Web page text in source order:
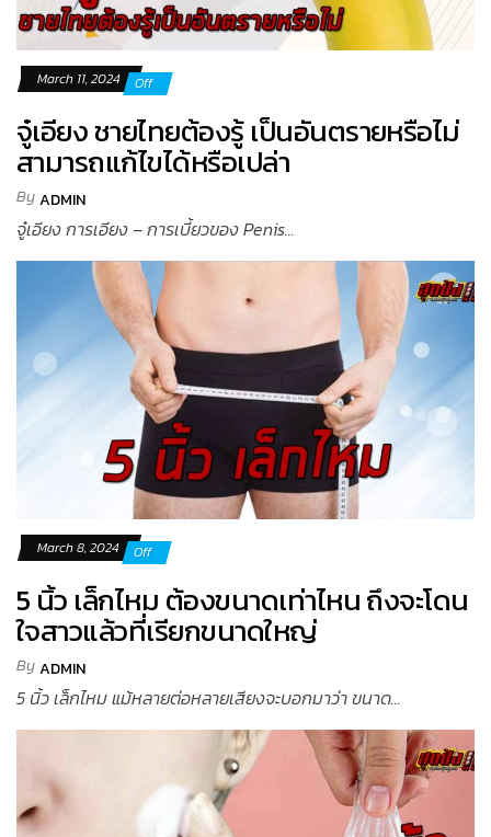
March 11, 2024 Off
จู๋เอียง ชายไทยต้องรู้ เป็นอันตรายหรือไม่
สามารถแก้ไขได้หรือเปล่า
ByADMIN
จู๋เอียง การเอียง – การเบี้ยวของ Penis...
March 8, 2024 Off
5 นิ้ว เล็กไหม ต้องขนาดเท่าไหน ถึงจะโดน
ใจสาวแล้วที่เรียกขนาดใหญ่
ByADMIN
5 นิ้ว เล็กไหม แม้หลายต่อหลายเสียงจะบอกมาว่า ขนาด...